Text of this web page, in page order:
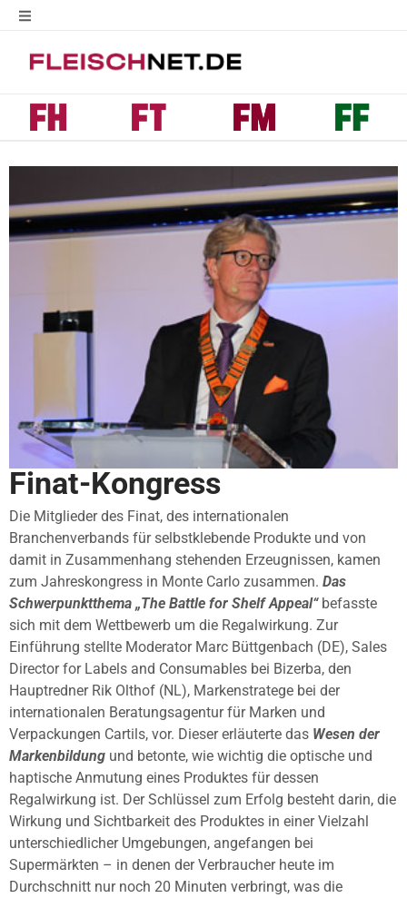
Finat-Kongress
Die Mitglieder des Finat, des internationalen
Branchenverbands für selbstklebende Produkte und von
damit in Zusammenhang stehenden Erzeugnissen, kamen
zum Jahreskongress in Monte Carlo zusammen. Das
Schwerpunktthema „The Battle for Shelf Appeal“ befasste
sich mit dem Wettbewerb um die Regalwirkung. Zur
Einführung stellte Moderator Marc Büttgenbach (DE), Sales
Director for Labels and Consumables bei Bizerba, den
Hauptredner Rik Olthof (NL), Markenstratege bei der
internationalen Beratungsagentur für Marken und
Verpackungen Cartils, vor. Dieser erläuterte das Wesen der
Markenbildung und betonte, wie wichtig die optische und
haptische Anmutung eines Produktes für dessen
Regalwirkung ist. Der Schlüssel zum Erfolg besteht darin, die
Wirkung und Sichtbarkeit des Produktes in einer Vielzahl
unterschiedlicher Umgebungen, angefangen bei
Supermärkten – in denen der Verbraucher heute im
Durchschnitt nur noch 20 Minuten verbringt, was die